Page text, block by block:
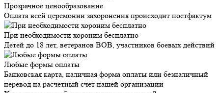
Прозрачное ценообразование
Оплата всей церемонии захоронения происходит постфактум
При необходимости хороним бесплатно
Детей до 18 лет, ветеранов ВОВ, участников боевых действий
Любые формы оплаты
Банковская карта, наличная форма оплаты или безналичный
перевод на расчетный счет нашей организации